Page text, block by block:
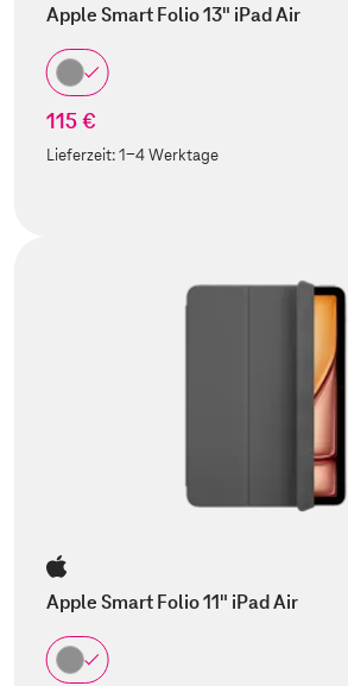
Apple Smart Folio 13" iPad Air
115 €
Lieferzeit:1-4 Werktage
Apple Smart Folio 11" iPad Air